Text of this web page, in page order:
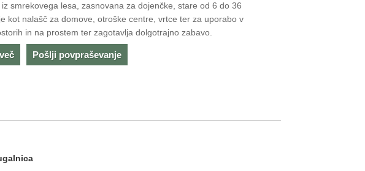
iz smrekovega lesa, zasnovana za dojenčke, stare od 6 do 36
kot nalašč za domove, otroške centre, vrtce ter za uporabo v
in na prostem ter zagotavlja dolgotrajno zabavo.
Pošlji povpraševanje